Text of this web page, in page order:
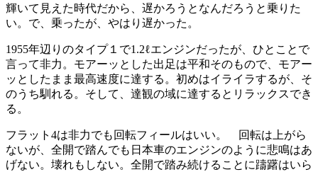
輝いて見えた時代だから、遅かろうとなんだろうと乗りた
い。で、乗ったが、やはり遅かった。
1955年辺りのタイプ１で1.2ℓエンジンだったが、ひとことで
言って非力。モアーッとした出足は平和そのもので、モアー
ッとしたまま最高速度に達する。初めはイライラするが、そ
のうち馴れる。そして、達観の域に達するとリラックスでき
る。
フラット4は非力でも回転フィールはいい。 回転は上がら
ないが、全開で踏んでも日本車のエンジンのように悲鳴はあ
げない。壊れもしない。全開で踏み続けることに躊躇はいら